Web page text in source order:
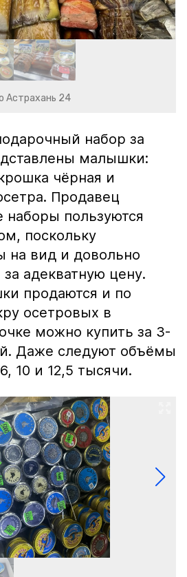
Астрахань 24
набор за
малышки:
чёрная и
Продавец
наборы пользуются
поскольку
на вид и довольно
адекватную цену.
продаются и по
осетровых в
можно купить за 3-
Даже следуют объёмы
10 и 12,5 тысячи.